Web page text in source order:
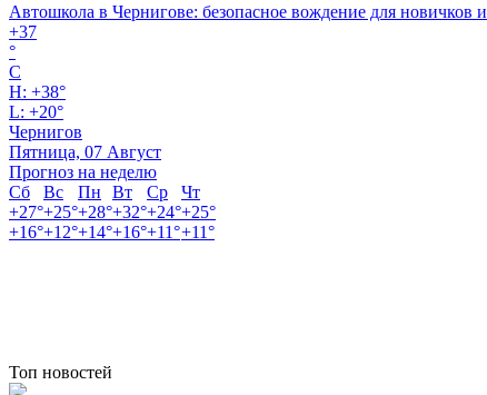
Автошкола в Чернигове: безопасное вождение для новичков и
+37
°
C
H: +38°
L: +20°
Чернигов
Пятница, 07 Август
Прогноз на неделю
Сб
Вс Пн Вт Ср
Чт
+27°+25°+28°+32°+24°+25°
+16°+12°+14°+16°+11°+11°
Топ новостей